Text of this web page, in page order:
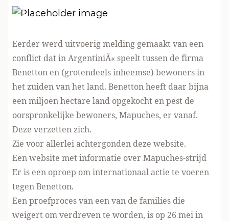
Eerder werd uitvoerig melding gemaakt van een
conflict dat in ArgentiniÃ« speelt tussen de firma
Benetton en (grotendeels inheemse) bewoners in
het zuiden van het land. Benetton heeft daar bijna
een miljoen hectare land opgekocht en pest de
oorspronkelijke bewoners, Mapuches, er vanaf.
Deze verzetten zich.
Zie voor allerlei achtergonden deze website.
Een website metinformatie over Mapuches-strijd
Er is een oproep om internationaal actie te voeren
tegen Benetton.
Een proefproces van een van de families die
weigert om verdreven te worden, is op 26 mei in